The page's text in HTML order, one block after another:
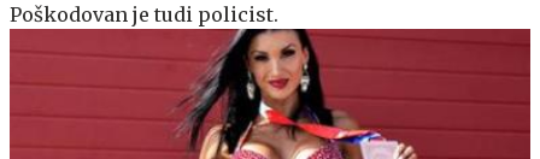
Poškodovan je tudi policist.